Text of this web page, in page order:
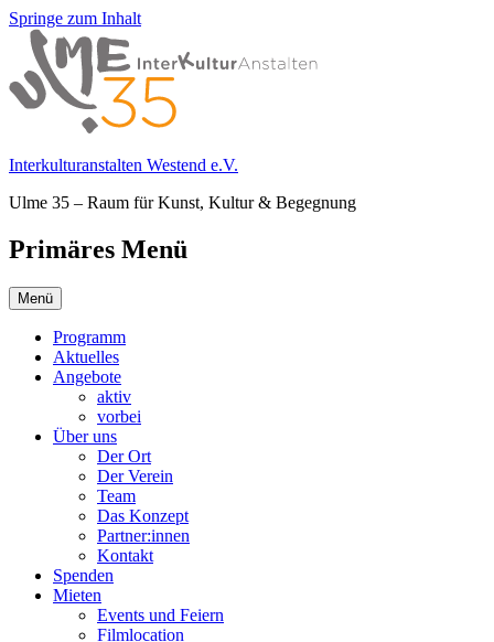
Springe zum Inhalt
Interkulturanstalten Westend e.V.
Ulme 35 – Raum für Kunst, Kultur & Begegnung
Primäres Menü
Menü
Programm
Aktuelles
Angebote
aktiv
vorbei
Über uns
Der Ort
Der Verein
Team
Das Konzept
Partner:innen
Kontakt
Spenden
Mieten
Events und Feiern
Filmlocation